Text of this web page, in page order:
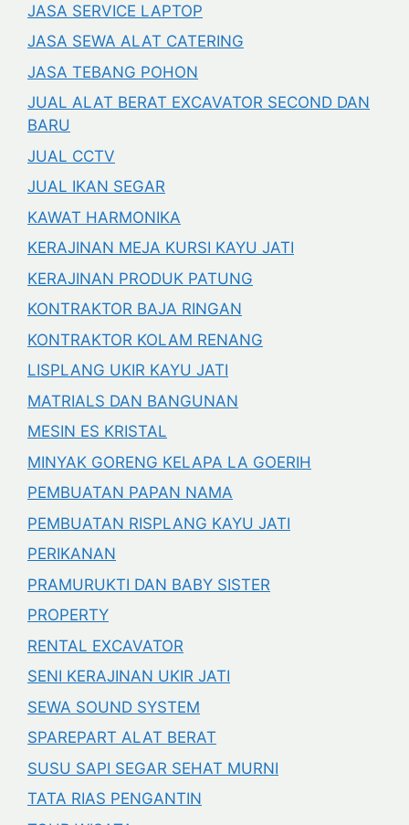
JASA SERVICE LAPTOP
JASA SEWA ALAT CATERING
JASA TEBANG POHON
JUAL ALAT BERAT EXCAVATOR SECOND DAN
BARU
JUAL CCTV
JUAL IKAN SEGAR
KAWAT HARMONIKA
KERAJINAN MEJA KURSI KAYU JATI
KERAJINAN PRODUK PATUNG
KONTRAKTOR BAJA RINGAN
KONTRAKTOR KOLAM RENANG
LISPLANG UKIR KAYU JATI
MATRIALS DAN BANGUNAN
MESIN ES KRISTAL
MINYAK GORENG KELAPA LA GOERIH
PEMBUATAN PAPAN NAMA
PEMBUATAN RISPLANG KAYU JATI
PERIKANAN
PRAMURUKTI DAN BABY SISTER
PROPERTY
RENTAL EXCAVATOR
SENI KERAJINAN UKIR JATI
SEWA SOUND SYSTEM
SPAREPART ALAT BERAT
SUSU SAPI SEGAR SEHAT MURNI
TATA RIAS PENGANTIN